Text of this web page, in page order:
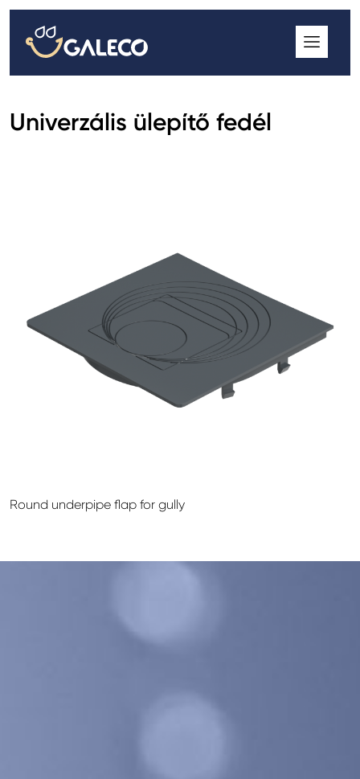
Univerzális ülepítő fedél
Round underpipe flap for gully
ROOFGUTTER CLASSIC
GALECO GRIN MOD
ERESZCSATORNA RENDSZER
GALECO REJTETT ERESZCSATORNA RENDSZER
QSTALYO ERESZCSATORNA RENDSZER
GALECO LEMEZTERMÉKEK ÉS TETŐKIEGÉSZÍTŐK
CLAMPINE SZERELŐ PLATFORMOK